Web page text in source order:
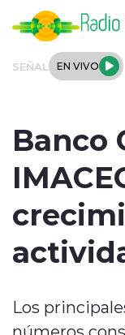
SEÑAL EN VIVO
Podcast
Deportes
Banco
Los
números